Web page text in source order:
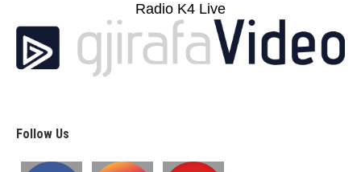
Radio K4 Live
Follow Us